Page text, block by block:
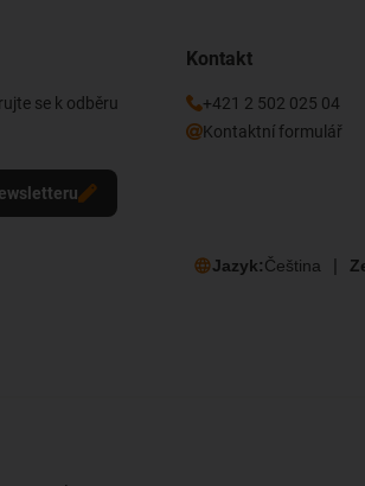
se k odběru
Kontakt
+421 2 502 025 04
Kontaktní formulář
Jazyk:Čeština